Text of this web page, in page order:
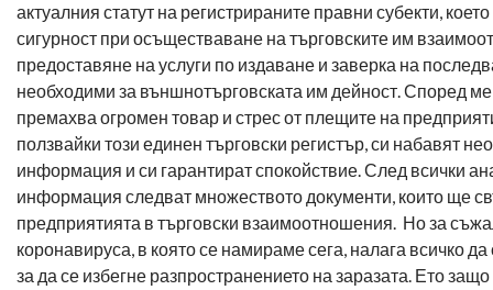
актуалния статут на регистрираните правни субекти,
сигурност при осъществаване на търговските им
предоставяне на услуги по издаване и заверка на
необходими за външнотърговската им дейност. Според
премахва огромен товар и стрес от плещите на
ползвайки този единен търговски регистър, си набавят
информация и си гарантират спокойствие. След всички
информация следват множеството документи, които ще
предприятията в търговски взаимоотношения. Но за
коронавируса, в която се намираме сега, налага всичко
за да се избегне разпространението на заразата. Ето